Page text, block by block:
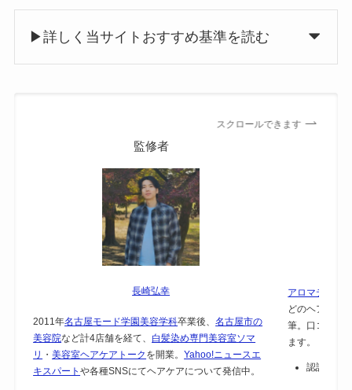
▶詳しく当サイトおすすめ基準を読む
スクロールできます
監修者
長崎弘幸
2011年名古屋モード学園美容学科卒業後、名古屋市の
美容院など計4店舗を経て、白髪染め専門美容室ソマ
リ ・美容室ヘアケアトーク を開業。Yahoo!ニュースエ
キスパートや各種SNSにてヘアケアについて発信中。
認証：